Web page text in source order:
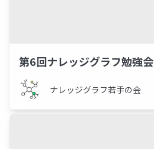
第6回ナレッジグラフ勉強会
ナレッジグラフ若手の会